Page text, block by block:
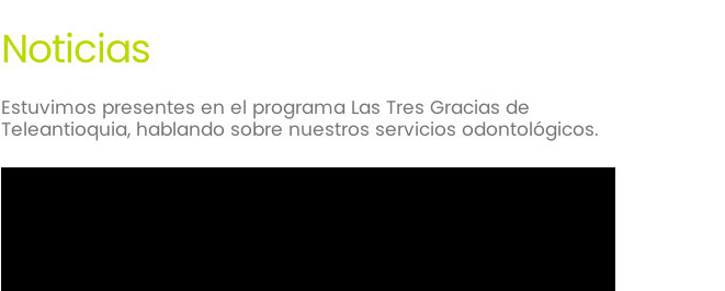
Noticias
Estuvimos presentes en el programa Las Tres Gracias de
Teleantioquia, hablando sobre nuestros servicios odontológicos.